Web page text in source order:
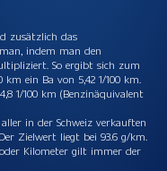
zusätzlich das
indem man den
So ergibt sich zum
km ein Ba von 5,42 1/100 km.
1/100 km (Benzinäquivalent
aller in der Schweiz verkauften
Zielwert liegt bei 93.6 g/km.
Kilometer gilt immer der